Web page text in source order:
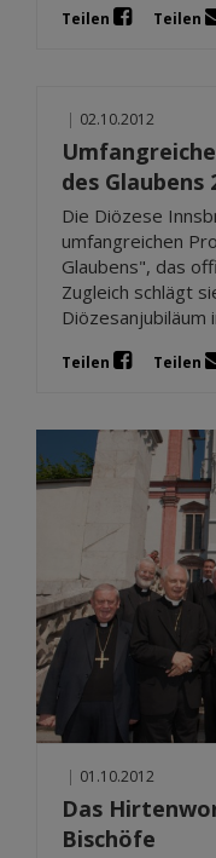
Teilen Teilen
| 02.10.2012
des Glaubens
Die Diözese
umfangreichen
Glaubens", das
Zugleich schlägt
Diözesanjubiläum
Teilen Teilen
| 01.10.2012
Das
Bischöfe